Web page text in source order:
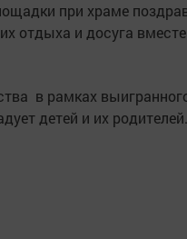
при храме
отдыха и досуга
в рамках
детей и их